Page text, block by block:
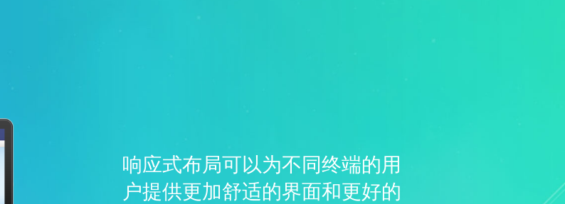
响应式布局可以为不同终端的用
户提供更加舒适的界面和更好的